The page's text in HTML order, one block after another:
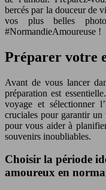
bercés par la douceur de
vos plus belles
#NormandieAmoureuse !
Préparer votre
Avant de vous lancer
préparation est
voyage et sélectionner
cruciales pour garantir
pour vous aider à
souvenirs inoubliables.
Choisir la période
amoureux en